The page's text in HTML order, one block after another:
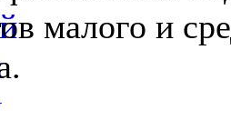
малого и